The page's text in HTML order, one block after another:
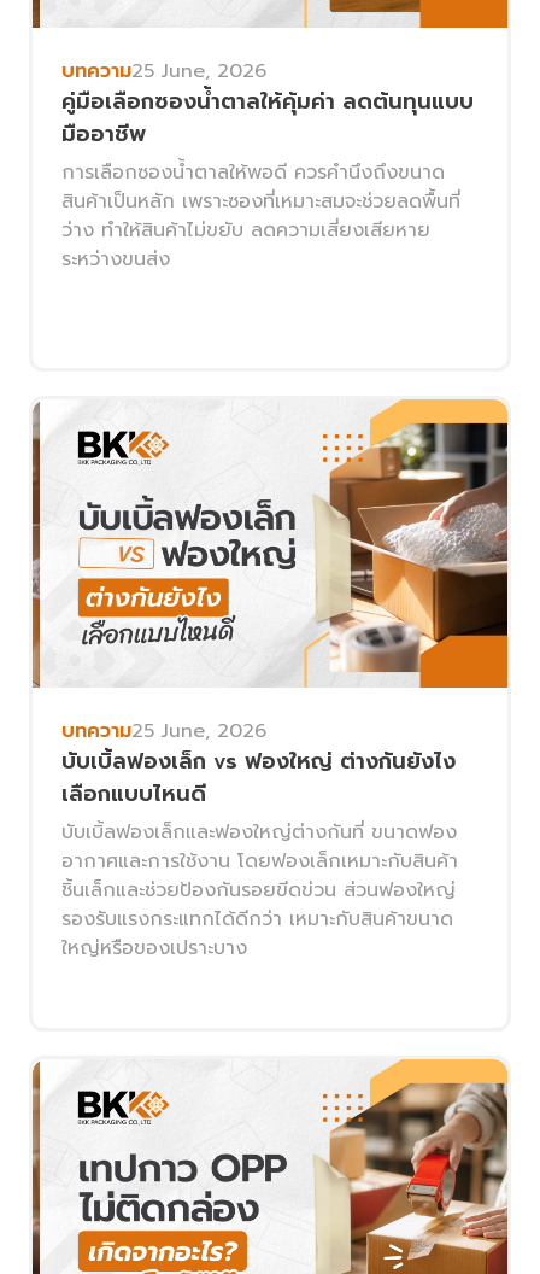
บทความ25 June, 2026
คู่มือเลือกซองน้ำตาลให้คุ้มค่า ลดต้นทุนแบบ
มืออาชีพ
การเลือกซองน้ำตาลให้พอดี ควรคำนึงถึงขนาด
สินค้าเป็นหลัก เพราะซองที่เหมาะสมจะช่วยลดพื้นที่
ว่าง ทำให้สินค้าไม่ขยับ ลดความเสี่ยงเสียหาย
ระหว่างขนส่ง
บทความ25 June, 2026
บับเบิ้ลฟองเล็ก vs ฟองใหญ่ ต่างกันยังไง
เลือกแบบไหนดี
บับเบิ้ลฟองเล็กและฟองใหญ่ต่างกันที่ ขนาดฟอง
อากาศและการใช้งาน โดยฟองเล็กเหมาะกับสินค้า
ชิ้นเล็กและช่วยป้องกันรอยขีดข่วน ส่วนฟองใหญ่
รองรับแรงกระแทกได้ดีกว่า เหมาะกับสินค้าขนาด
ใหญ่หรือของเปราะบาง